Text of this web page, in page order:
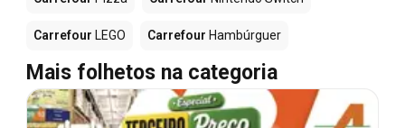
Carrefour LEGO Carrefour Hambúrguer
Mais folhetos na categoria